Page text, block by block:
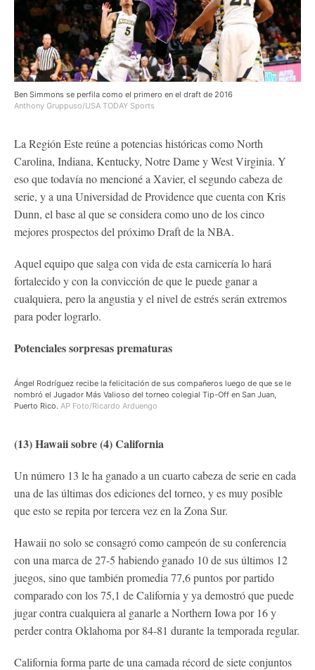
Ben Simmons se perfila como el primero en el draft de 2016
Anthony Gruppuso/USA TODAY Sports
La Región Este reúne a potencias históricas como North
Carolina, Indiana, Kentucky, Notre Dame y West Virginia. Y
eso que todavía no mencioné a Xavier, el segundo cabeza de
serie, y a una Universidad de Providence que cuenta con Kris
Dunn, el base al que se considera como uno de los cinco
mejores prospectos del próximo Draft de la NBA.
Aquel equipo que salga con vida de esta carnicería lo hará
fortalecido y con la convicción de que le puede ganar a
cualquiera, pero la angustia y el nivel de estrés serán extremos
para poder lograrlo.
Potenciales sorpresas prematuras
Ángel Rodríguez recibe la felicitación de sus compañeros luego de que se le
nombró el Jugador Más Valioso del torneo colegial Tip-Off en San Juan,
Puerto Rico. AP Foto/Ricardo Arduengo
(13) Hawaii sobre (4) California
Un número 13 le ha ganado a un cuarto cabeza de serie en cada
una de las últimas dos ediciones del torneo, y es muy posible
que esto se repita por tercera vez en la Zona Sur.
Hawaii no solo se consagró como campeón de su conferencia
con una marca de 27-5 habiendo ganado 10 de sus últimos 12
juegos, sino que también promedia 77,6 puntos por partido
comparado con los 75,1 de California y ya demostró que puede
jugar contra cualquiera al ganarle a Northern Iowa por 16 y
perder contra Oklahoma por 84-81 durante la temporada regular.
California forma parte de una camada récord de siete conjuntos